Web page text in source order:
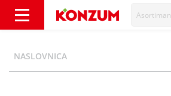
Asortiman
NASLOVNICA